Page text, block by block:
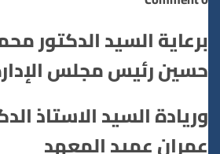
برعاية السيد الدكتور
حسين رئيس مجلس الإدارة
وريادة السيد الاستاذ
عمران عميد المعهد